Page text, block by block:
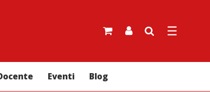
☰
Eventi Blog